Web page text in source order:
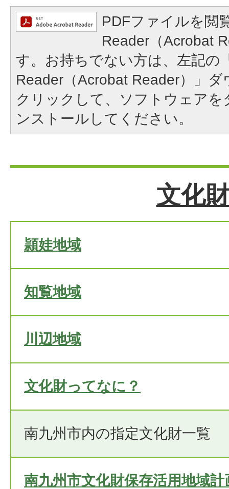
PDFファイルを閲
Reader（Acrobat
す。お持ちでない方は、左記の
Reader（Acrobat Reader）」
クリックして、ソフトウェア
ンストールしてください。
文化
頴娃地域
知覧地域
川辺地域
文化財ってなに？
南九州市内の指定文化財一覧
南九州市文化財保存活用地域